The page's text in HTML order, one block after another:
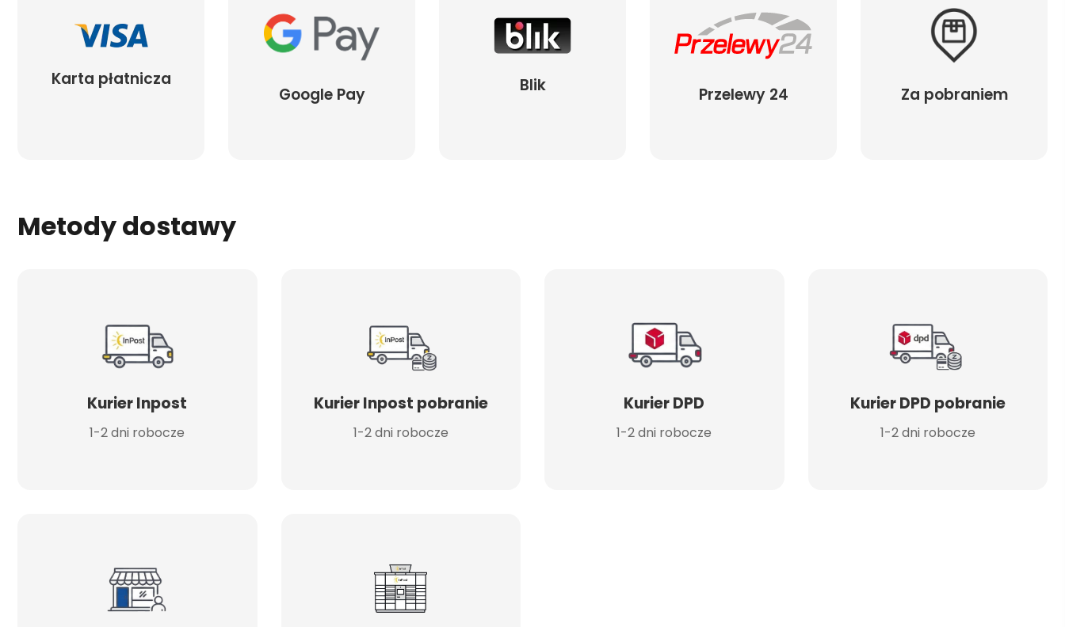
Karta płatnicza
Google Pay Blik Przelewy 24 Za pobraniem
Metody dostawy
Kurier Inpost
1-2 dni robocze
Kurier Inpost pobranie
1-2 dni robocze
Kurier DPD
1-2 dni robocze
Kurier DPD pobranie
1-2 dni robocze